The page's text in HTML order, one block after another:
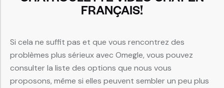
FRANÇAIS!
Si cela ne suffit pas et que vous rencontrez des
problèmes plus sérieux avec Omegle, vous pouvez
consulter la liste des options que nous vous
proposons, même si elles peuvent sembler un peu plus